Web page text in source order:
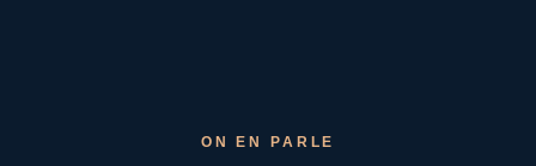
ON EN PARLE